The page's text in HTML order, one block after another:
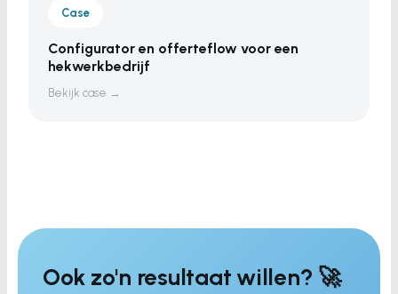
Case
Configurator en offerteflow voor een
hekwerkbedrijf
Bekijk case →
Ook zo'n resultaat willen? 🚀